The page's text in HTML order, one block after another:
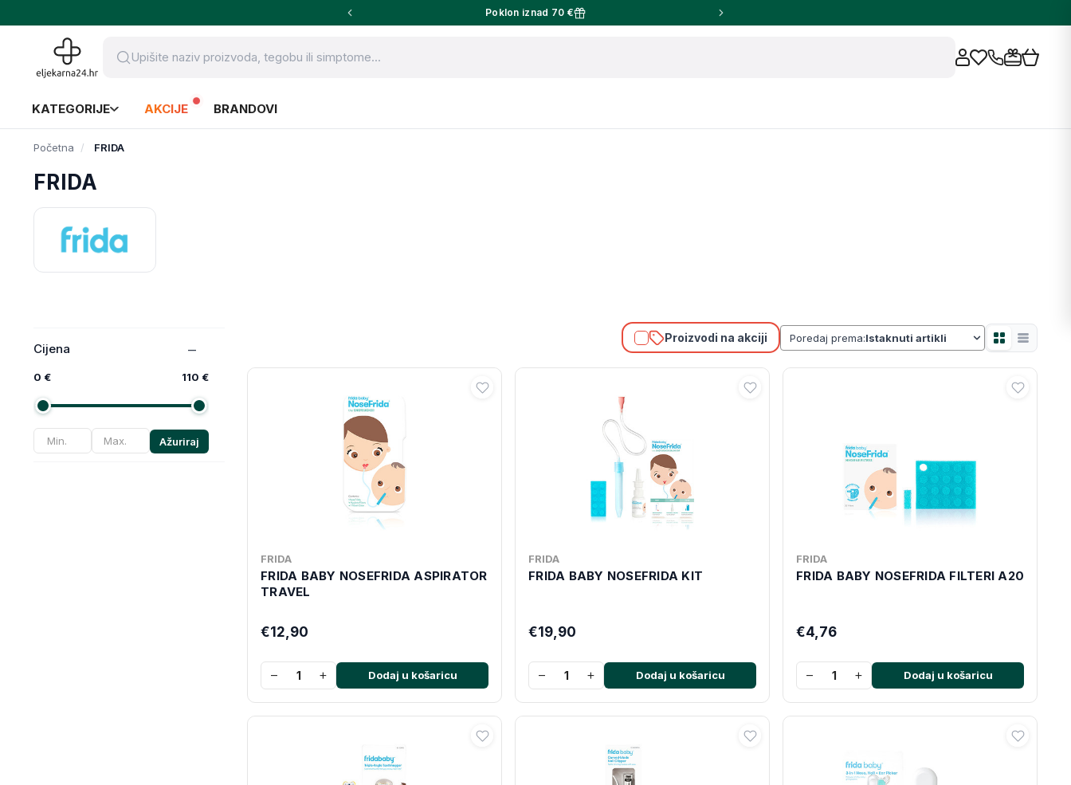
Poklon iznad 70 €
KATEGORIJE AKCIJE BRANDOVI
Početna FRIDA
FRIDA
Cijena
0 € 110 €
Ažuriraj
Proizvodi na akciji Poredaj prema:
FRIDA
FRIDA BABY NOSEFRIDA ASPIRATOR
TRAVEL
€12,90
− + Dodaj u košaricu
FRIDA
FRIDA BABY NOSEFRIDA KIT
€19,90
− + Dodaj u košaricu
FRIDA
FRIDA BABY NOSEFRIDA FILTERI A20
€4,76
− + Dodaj u košaricu